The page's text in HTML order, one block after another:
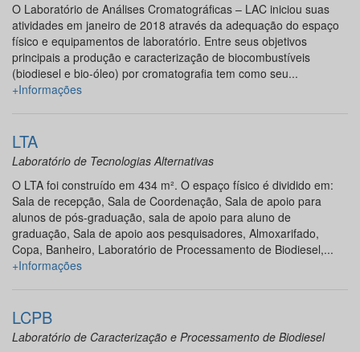
O Laboratório de Análises Cromatográficas – LAC iniciou suas
atividades em janeiro de 2018 através da adequação do espaço
físico e equipamentos de laboratório. Entre seus objetivos
principais a produção e caracterização de biocombustíveis
(biodiesel e bio-óleo) por cromatografia tem como seu...
+Informações
LTA
Laboratório de Tecnologias Alternativas
O LTA foi construído em 434 m². O espaço físico é dividido em:
Sala de recepção, Sala de Coordenação, Sala de apoio para
alunos de pós-graduação, sala de apoio para aluno de
graduação, Sala de apoio aos pesquisadores, Almoxarifado,
Copa, Banheiro, Laboratório de Processamento de Biodiesel,...
+Informações
LCPB
Laboratório de Caracterização e Processamento de Biodiesel